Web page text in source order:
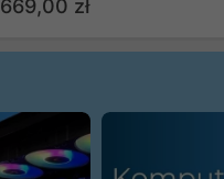
669,00 zł